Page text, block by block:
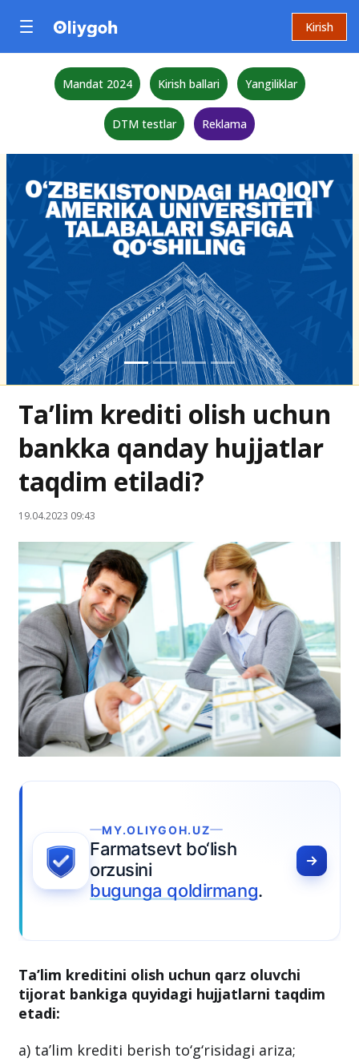
Kirish
Mandat 2024 Kirish ballari Yangiliklar
DTM testlar Reklama
Ta’lim krediti olish uchun
bankka qanday hujjatlar
taqdim etiladi?
19.04.2023 09:43
bo‘lish
qoldirmang.
tijorat bankiga quyidagi hujjatlarni taqdim